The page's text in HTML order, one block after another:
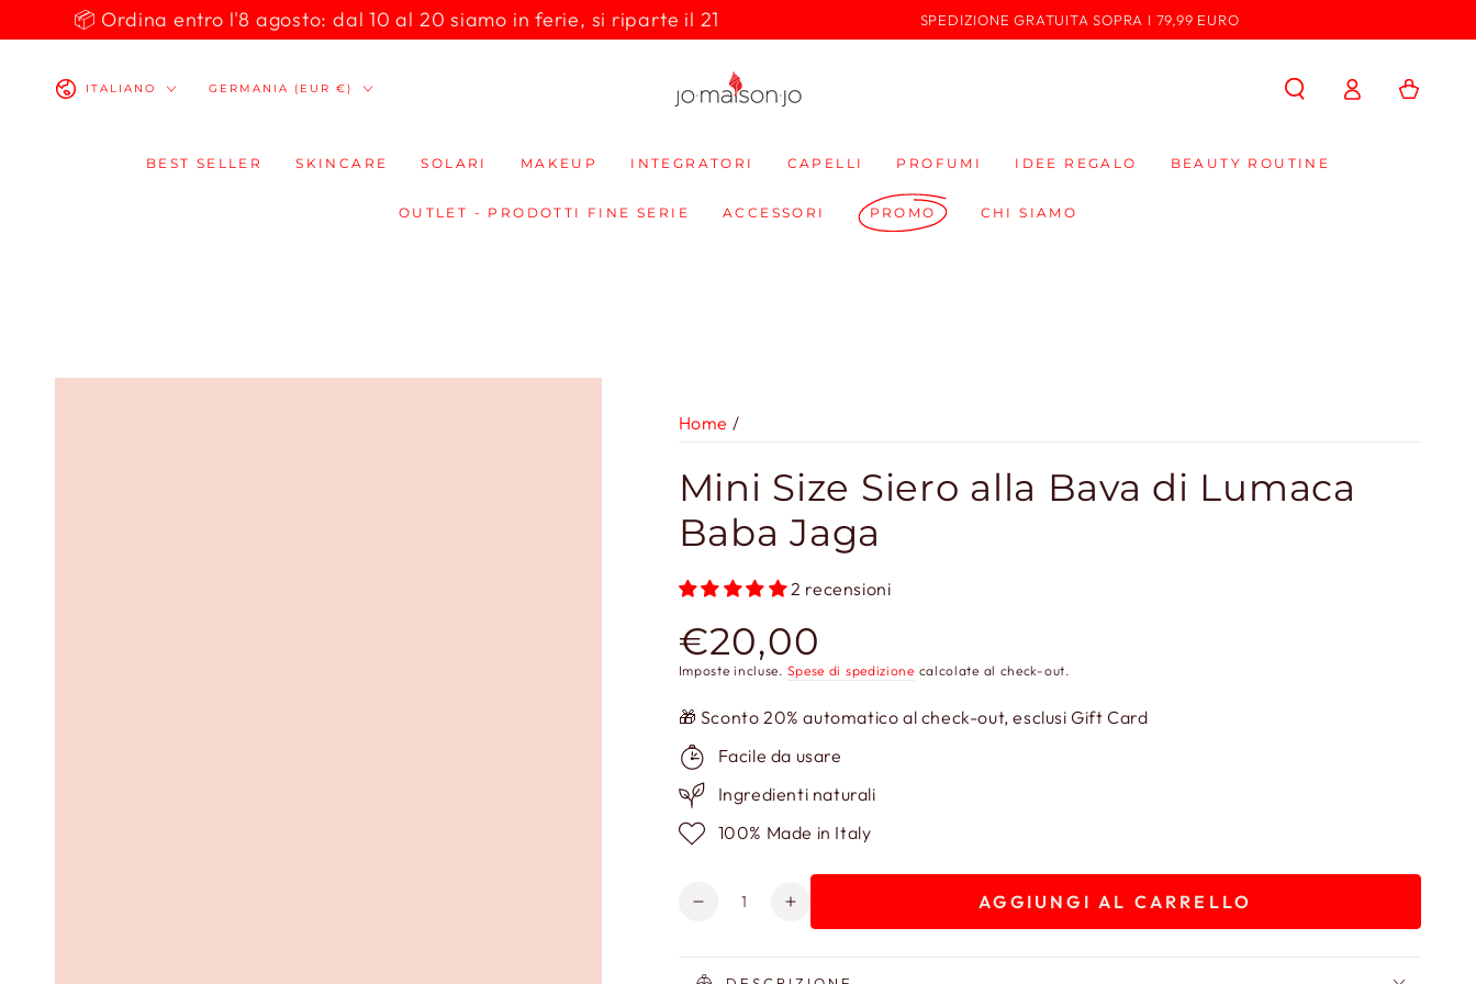
PASSA AL
CONTENUTO
📦 Ordina entro l'8 agosto: dal 10 al 20 siamo in ferie, si riparte il 21 SPEDIZIONE GRATUITA SOPRA I 79,99 EURO
LinguaITALIANO
Paese/Area
GERMANIA (EUR €)
BEST SELLER SKINCARE SOLARI MAKEUP INTEGRATORI CAPELLI PROFUMI IDEE REGALO BEAUTY ROUTINE
OUTLET - PRODOTTI FINE SERIE ACCESSORI PROMO CHI SIAMO
Accedi Carello
PASSA ALLE
Home /
Mini Size Siero alla Bava di Lumaca
Baba Jaga
2 recensioni
Prezzo
regolare
€20,00
Imposte incluse. Spese di spedizione calcolate al check-out.
🎁 Sconto 20% automatico al check-out, esclusi Gift Card
Facile da usare
Ingredienti naturali
100% Made in Italy
Quantità
Diminuisci
per
Aumenta
quantità
per
AGGIUNGI AL CARRELLO